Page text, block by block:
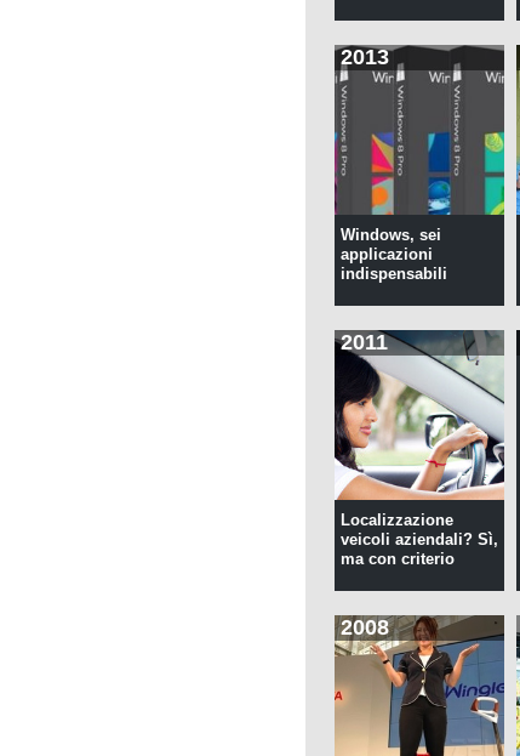
2013
Windows, sei
applicazioni
indispensabili
2011
Localizzazione
veicoli aziendali? Sì,
ma con criterio
2008